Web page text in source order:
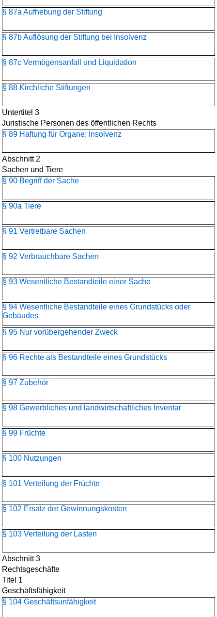
§ 87a Aufhebung der Stiftung
§ 87b Auflösung der Stiftung bei Insolvenz
§ 87c Vermögensanfall und Liquidation
§ 88 Kirchliche Stiftungen
Untertitel 3
Juristische Personen des öffentlichen Rechts
§ 89 Haftung für Organe; Insolvenz
Abschnitt 2
Sachen und Tiere
§ 90 Begriff der Sache
§ 90a Tiere
§ 91 Vertretbare Sachen
§ 92 Verbrauchbare Sachen
§ 93 Wesentliche Bestandteile einer Sache
§ 94 Wesentliche Bestandteile eines Grundstücks oder
Gebäudes
§ 95 Nur vorübergehender Zweck
§ 96 Rechte als Bestandteile eines Grundstücks
§ 97 Zubehör
§ 98 Gewerbliches und landwirtschaftliches Inventar
§ 99 Früchte
§ 100 Nutzungen
§ 101 Verteilung der Früchte
§ 102 Ersatz der Gewinnungskosten
§ 103 Verteilung der Lasten
Abschnitt 3
Rechtsgeschäfte
Titel 1
Geschäftsfähigkeit
§ 104 Geschäftsunfähigkeit